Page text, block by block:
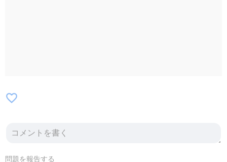
favorite_border
問題を報告する